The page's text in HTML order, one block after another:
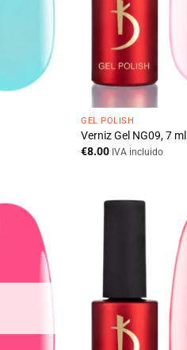
GEL POLISH
Verniz Gel NG09, 7 ml
€8.00 IVA incluido